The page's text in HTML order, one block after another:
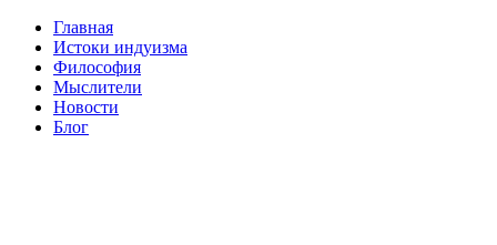
Главная
Истоки индуизма
Философия
Мыслители
Новости
Блог